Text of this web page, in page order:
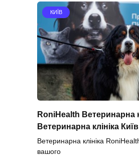
КИЇВ
RoniHealth Ветеринарна
Ветеринарна клініка Київ
Ветеринарна клініка
вашого